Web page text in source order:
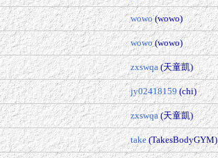
wowo (wowo)
wowo (wowo)
zxswqa (天童凱)
jy02418159 (chi)
zxswqa (天童凱)
take (TakesBodyGYM)